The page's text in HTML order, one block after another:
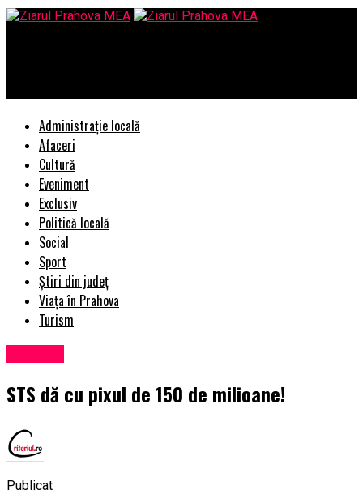
Administrație locală
Afaceri
Cultură
Eveniment
Exclusiv
Politică locală
Social
Sport
Știri din județ
Viața în Prahova
Turism
STS dă cu pixul de 150 de milioane!
Publicat